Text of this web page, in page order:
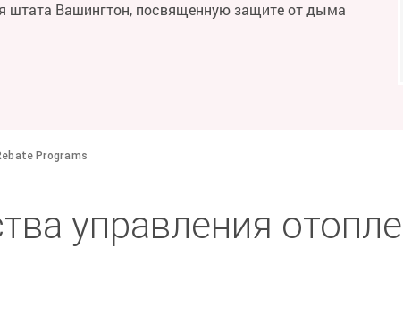
штата Вашингтон, посвященную защите от дыма
Programs
управления